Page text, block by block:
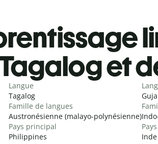
et
Langue
Tagalog
Famille de langues
Austronésienne (malayo-polynésienne)
Pays principal
Philippines
Inde